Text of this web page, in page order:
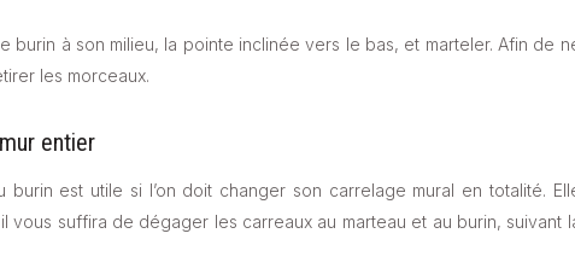
à son milieu, la pointe inclinée vers le bas, et marteler. Afin de
les morceaux.
entier
burin est utile si l’on doit changer son carrelage mural en totalité.
suffira de dégager les carreaux au marteau et au burin, suivant